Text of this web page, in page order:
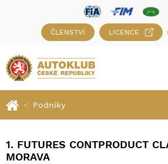
ČLENSTVÍ LICENCE
Podniky
1. FUTURES CONTPRODUCT
MORAVA